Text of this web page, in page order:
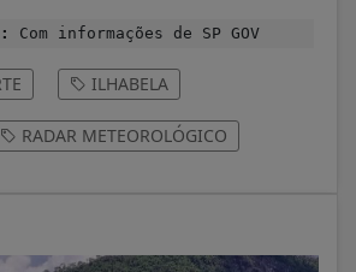
Com informações de SP GOV
ILHABELA
RADAR METEOROLÓGICO